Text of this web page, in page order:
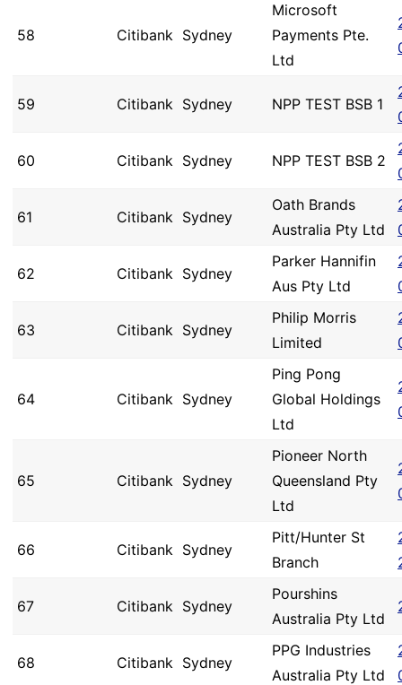
58 Citibank Sydney
Microsoft
Payments Pte.
Ltd
59 Citibank Sydney NPP TEST BSB 1
60 Citibank Sydney NPP TEST BSB 2
61 Citibank Sydney
Oath Brands
Australia Pty Ltd
62 Citibank Sydney
Parker Hannifin
Aus Pty Ltd
63 Citibank Sydney
Philip Morris
Limited
64 Citibank Sydney
Ping Pong
Global Holdings
Ltd
65 Citibank Sydney
Pioneer North
Queensland Pty
Ltd
66 Citibank Sydney
Pitt/Hunter St
Branch
67 Citibank Sydney
Pourshins
Australia Pty Ltd
68 Citibank Sydney
PPG Industries
Australia Pty Ltd